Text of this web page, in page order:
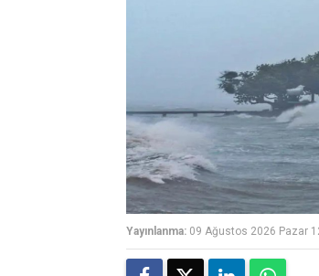
Yayınlanma: 09 Ağustos 2026 Pazar